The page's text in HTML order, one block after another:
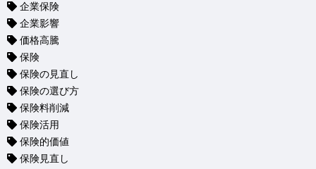
企業保険
企業影響
価格高騰
保険
保険の見直し
保険の選び方
保険料削減
保険活用
保険的価値
保険見直し